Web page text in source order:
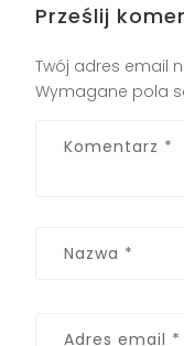
Prześlij
Twój adres email
Wymagane pola